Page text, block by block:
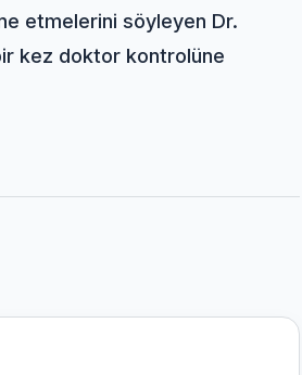
etmelerini söyleyen Dr.
kez doktor kontrolüne